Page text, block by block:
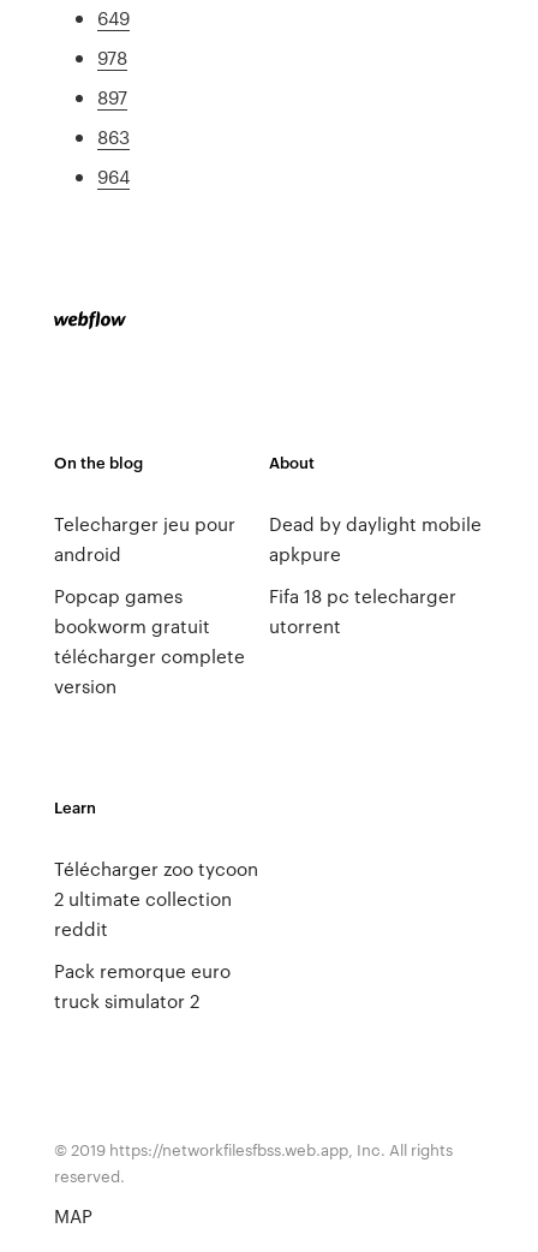
649
978
897
863
964
On the blog
Telecharger jeu pour
android
Popcap games
bookworm gratuit
télécharger complete
version
About
Dead by daylight mobile
apkpure
Fifa 18 pc telecharger
utorrent
Learn
Télécharger zoo tycoon
2 ultimate collection
reddit
Pack remorque euro
truck simulator 2
© 2019 https://networkfilesfbss.web.app, Inc. All rights
reserved.
MAP